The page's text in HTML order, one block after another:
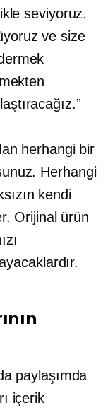
seviyoruz.
ve size
herhangi bir
Herhangi
kendi
Orijinal ürün
paylaşımda
içerik